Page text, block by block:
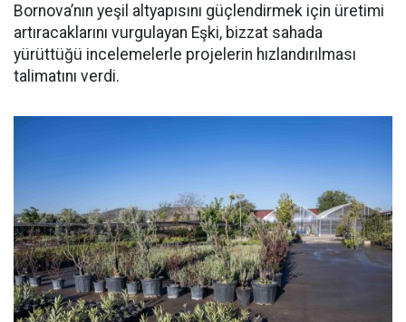
Bornova’nın yeşil altyapısını güçlendirmek için üretimi
artıracaklarını vurgulayan Eşki, bizzat sahada
yürüttüğü incelemelerle projelerin hızlandırılması
talimatını verdi.